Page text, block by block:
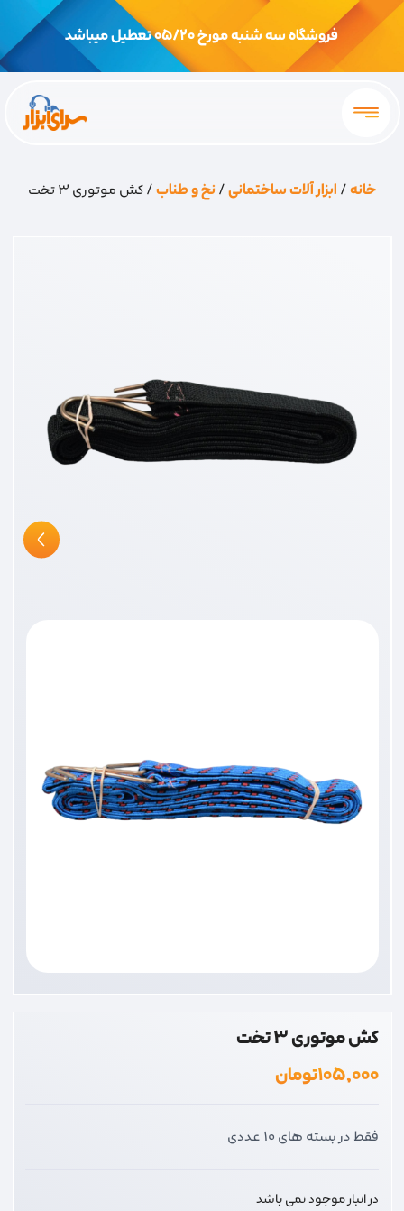
فروشگاه سه شنبه مورخ 05/20 تعطیل میباشد
خانه/ابزار آلات ساختمانی/نخ و طناب/ کش موتوری 3 تخت
کش موتوری 3 تخت
۱۰۵,۰۰۰تومان
فقط در بسته های 10 عددی
در انبار موجود نمی باشد